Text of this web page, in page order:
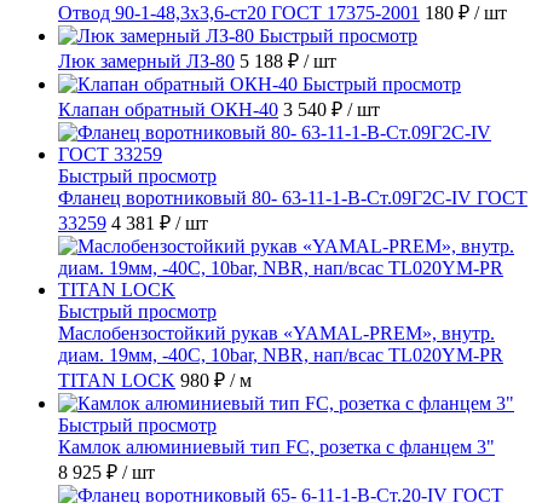
Отвод 90-1-48,3х3,6-ст20 ГОСТ 17375-2001 180 ₽ / шт
Быстрый просмотр
Люк замерный ЛЗ-80 5 188 ₽ / шт
Быстрый просмотр
Клапан обратный ОКН-40 3 540 ₽ / шт
Быстрый просмотр
Фланец воротниковый 80- 63-11-1-B-Ст.09Г2С-IV ГОСТ
33259 4 381 ₽ / шт
Быстрый просмотр
Маслобензостойкий рукав «YAMAL-PREM», внутр.
диам. 19мм, -40C, 10bar, NBR, нап/всас TL020YM-PR
TITAN LOCK 980 ₽ / м
Быстрый просмотр
Камлок алюминиевый тип FC, розетка с фланцем 3"
8 925 ₽ / шт